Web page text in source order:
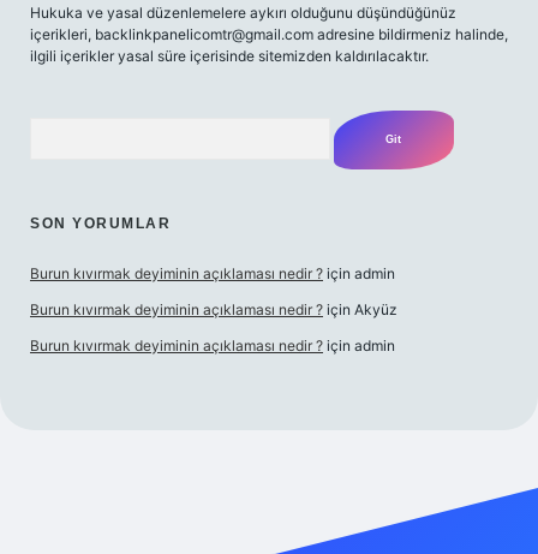
Hukuka ve yasal düzenlemelere aykırı olduğunu düşündüğünüz
içerikleri, backlinkpanelicomtr@gmail.com adresine bildirmeniz halinde,
ilgili içerikler yasal süre içerisinde sitemizden kaldırılacaktır.
SON YORUMLAR
Burun kıvırmak deyiminin açıklaması nedir ? için admin
Burun kıvırmak deyiminin açıklaması nedir ? için Akyüz
Burun kıvırmak deyiminin açıklaması nedir ? için admin